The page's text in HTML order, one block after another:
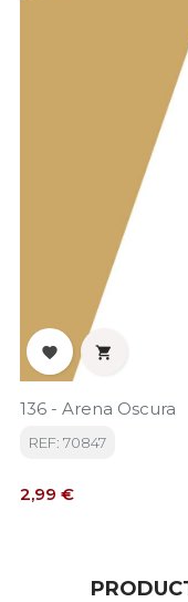
 
136 - Arena Oscura
REF: 70847
Precio
2,99 €